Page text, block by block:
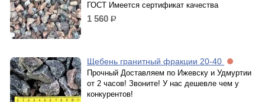
ГОСТ Имеется сертификат качества
1 560 р.
Щебень гранитный фракции 20-40
Прочный Доставляем по Ижевску и Удмуртии
от 2 часов! Звоните! У нас дешевле чем у
конкурентов!